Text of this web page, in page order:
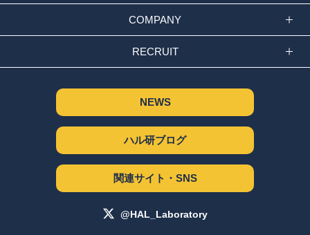
COMPANY
RECRUIT
NEWS
ハル研ブログ
関連サイト・SNS
@HAL_Laboratory